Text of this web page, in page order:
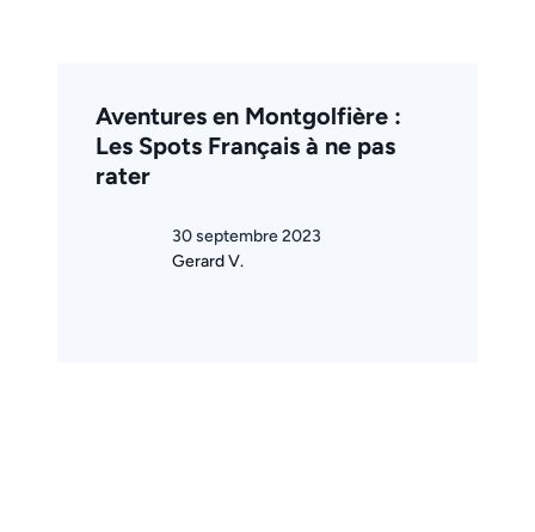
Aventures en Montgolfière :
Les Spots Français à ne pas
rater
30 septembre 2023
Gerard V.